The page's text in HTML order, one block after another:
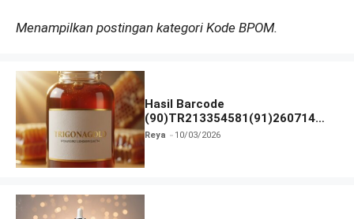
Menampilkan postingan kategori Kode BPOM.
Hasil Barcode
(90)TR213354581(91)260714
dan Izin BPOM
Reya 10/03/2026